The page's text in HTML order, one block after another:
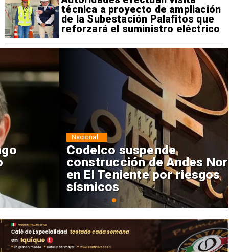
técnica a proyecto de ampliación
de la Subestación Palafitos que
reforzará el suministro eléctrico
Codelco suspende
construcción de Andes Norte
en El Teniente por riesgos
sísmicos